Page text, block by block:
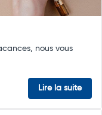
nous vous
Lire la suite